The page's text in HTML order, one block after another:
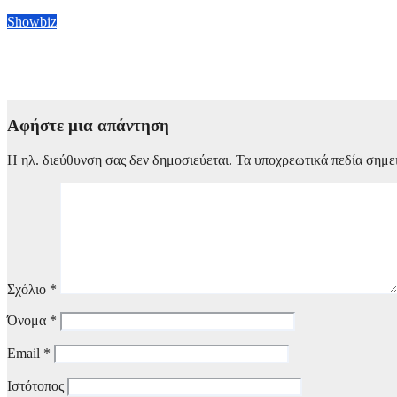
Showbiz
Αφήστε μια απάντηση
Η ηλ. διεύθυνση σας δεν δημοσιεύεται. Τα υποχρεωτικά πεδία
Σχόλιο *
Όνομα *
Email *
Ιστότοπος